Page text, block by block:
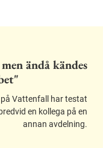
ändå kändes
Vattenfall har testat
en kollega på en
annan avdelning.